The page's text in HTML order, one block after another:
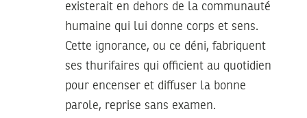
existerait en dehors de la communauté
humaine qui lui donne corps et sens.
Cette ignorance, ou ce déni, fabriquent
ses thurifaires qui officient au quotidien
pour encenser et diffuser la bonne
parole, reprise sans examen.